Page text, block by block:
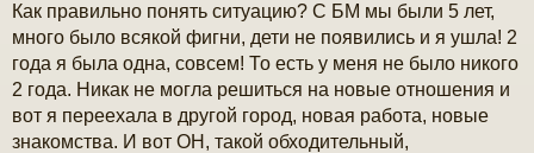
о
б
е
н
е
Как правильно понять ситуацию? С БМ мы были 5 лет,
много было всякой фигни, дети не появились и я ушла! 2
года я была одна, совсем! То есть у меня не было никого
2 года. Никак не могла решиться на новые отношения и
вот я переехала в другой город, новая работа, новые
знакомства. И вот ОН, такой обходительный,